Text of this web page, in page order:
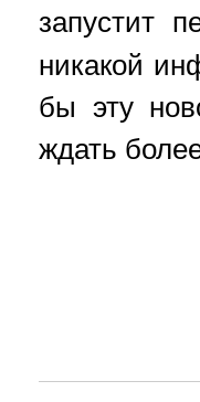
запустит
никакой
бы эту
ждать